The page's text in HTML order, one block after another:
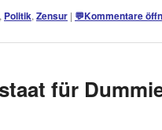
, Politik, Zensur | 💬Kommentare
für